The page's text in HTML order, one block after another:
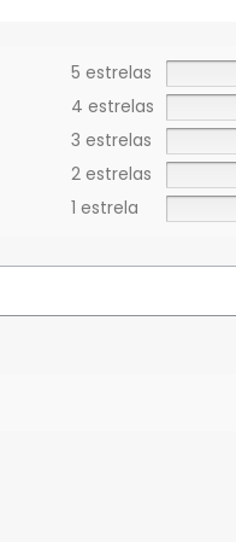
5 estrelas
4 estrelas
3 estrelas
2 estrelas
1 estrela